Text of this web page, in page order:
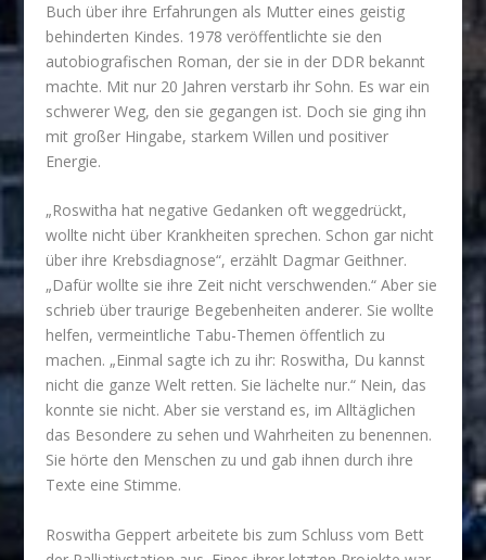
Buch über ihre Erfahrungen als Mutter eines geistig
behinderten Kindes. 1978 veröffentlichte sie den
autobiografischen Roman, der sie in der DDR bekannt
machte. Mit nur 20 Jahren verstarb ihr Sohn. Es war ein
schwerer Weg, den sie gegangen ist. Doch sie ging ihn
mit großer Hingabe, starkem Willen und positiver
Energie.
„Roswitha hat negative Gedanken oft weggedrückt,
wollte nicht über Krankheiten sprechen. Schon gar nicht
über ihre Krebsdiagnose“, erzählt Dagmar Geithner.
„Dafür wollte sie ihre Zeit nicht verschwenden.“ Aber sie
schrieb über traurige Begebenheiten anderer. Sie wollte
helfen, vermeintliche Tabu-Themen öffentlich zu
machen. „Einmal sagte ich zu ihr: Roswitha, Du kannst
nicht die ganze Welt retten. Sie lächelte nur.“ Nein, das
konnte sie nicht. Aber sie verstand es, im Alltäglichen
das Besondere zu sehen und Wahrheiten zu benennen.
Sie hörte den Menschen zu und gab ihnen durch ihre
Texte eine Stimme.
Roswitha Geppert arbeitete bis zum Schluss vom Bett